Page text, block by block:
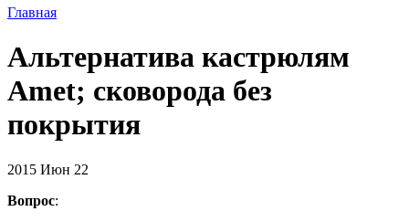
Главная
Альтернатива кастрюлям
Amet; сковорода без
покрытия
2015 Июн 22
Вопрос: